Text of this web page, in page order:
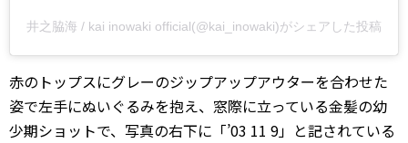
井之脇海 / kai inowaki official(@kai_inowaki)がシェアした投稿
赤のトップスにグレーのジップアップアウターを合わせた
姿で左手にぬいぐるみを抱え、窓際に立っている金髪の幼
少期ショットで、写真の右下に「’03 11 9」と記されている